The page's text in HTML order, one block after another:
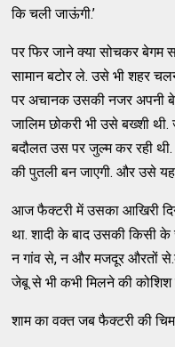
कि चली जाऊंगी.’
पर फिर जाने क्या सोचकर बेगम
सामान बटोर ले. उसे भी शहर
पर अचानक उसकी नजर अपनी
जालिम छोकरी भी उसे बख्शी
बदौलत उस पर जुल्म कर रही थी.
की पुतली बन जाएगी. और उसे यह
आज फैक्टरी में उसका आखिरी
था. शादी के बाद उसकी किसी
न गांव से, न और मजदूर औरतों
जेबू से भी कभी मिलने की कोशिश
शाम का वक्त जब फैक्टरी की